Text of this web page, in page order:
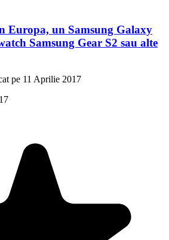
Europa, un Samsung Galaxy
Samsung Gear S2 sau alte
pe 11 Aprilie 2017